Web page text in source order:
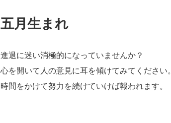
五月生まれ
進退に迷い消極的になっていませんか？
心を開いて人の意見に耳を傾けてみてください
時間をかけて努力を続けていけば報われます。